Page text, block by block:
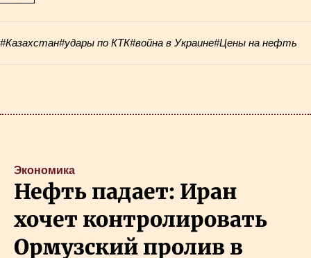
#Казахстан#удары по КТК#война в Украине#Цены на нефть
Экономика
Нефть падает: Иран
хочет контролировать
Ормузский пролив в